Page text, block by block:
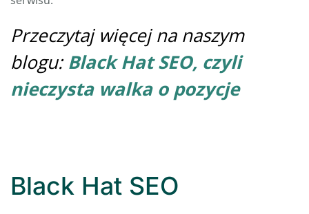
Przeczytaj więcej na naszym
blogu: Black Hat SEO, czyli
nieczysta walka o pozycje
Black Hat SEO